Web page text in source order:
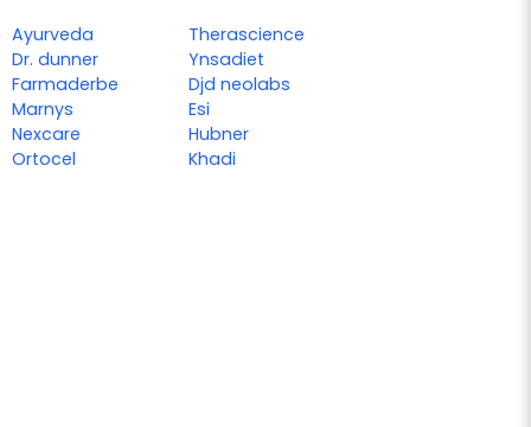
Ayurveda
Dr. dunner
Farmaderbe
Marnys
Nexcare
Ortocel
Therascience
Ynsadiet
Djd neolabs
Esi
Hubner
Khadi